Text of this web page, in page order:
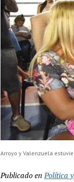
Arroyo y Valenzuela
Publicado en Política